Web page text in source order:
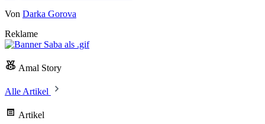
Von Darka Gorova
Reklame
Amal Story
Alle Artikel
Artikel